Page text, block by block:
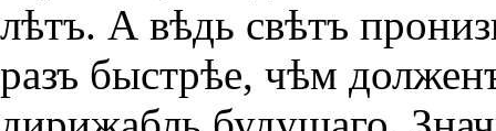
лѣтъ. А вѣдь свѣтъ
разъ быстрѣе, чѣм